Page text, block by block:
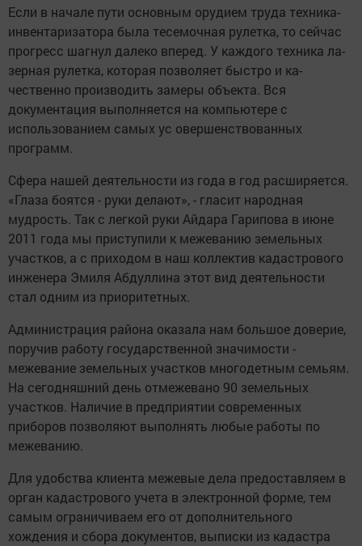
Если в начале пути ос­новным орудием труда техника-
инвентаризато­ра была тесемочная ру­летка, то сейчас
прогресс шагнул далеко вперед. У каждого техника ла­
зерная рулетка, которая позволяет быстро и ка­
чественно производить замеры объекта. Вся
документация выпол­няется на компьютере с
использованием самых ус овершенствованных
программ.
Сфера нашей деятель­ности из года в год рас­ширяется.
«Глаза боятся - руки делают», - гласит народная
мудрость. Так с легкой руки Айдара Гари­пова в июне
2011 года мы приступили к межеванию земельных
участков, а с приходом в наш коллек­тив кадастрового
инже­нера Эмиля Абдуллина этот вид деятельности
стал одним из приоритет­ных.
Администрация района оказала нам большое до­верие,
поручив работу го­сударственной значимо­сти -
межевание земель­ных участков многодет­ным семьям.
На сегод­няшний день отмежевано 90 земельных
участков. Наличие в предприятии современных
приборов позволяют выполнять любые работы по
меже­ванию.
Для удобства клиента ме­жевые дела предостав­ляем в
орган кадастро­вого учета в электронной форме, тем
самым огра­ничиваем его от дополни­тельного
хождения и сбо­ра документов, выписки из кадастра